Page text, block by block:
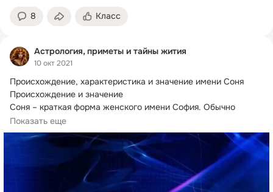
8 Класс
Астрология, приметы и тайны жития
10 окт 2021
Происхождение, характеристика и значение имени Соня
Происхождение и значение
Соня – краткая форма женского имени София. Обычно
используется...
Показать еще